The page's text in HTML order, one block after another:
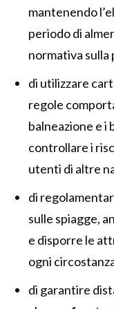
mantenendo
periodo di
normativa sulla
di utilizzare
regole
balneazione e i
controllare i
utenti di altre
di
sulle spiagge,
e disporre le
ogni
di garantire